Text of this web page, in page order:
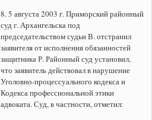
8. 5 августа 2003 г. Приморский районный
суд г. Архангельска под
председательством судьи В. отстранил
заявителя от исполнения обязанностей
защитника Р. Районный суд установил,
что заявитель действовал в нарушение
Уголовно-процессуального кодекса и
Кодекса профессиональной этики
адвоката. Суд, в частности, отметил: